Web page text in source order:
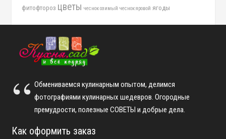
фитофтороз цветы чеснок озимый чеснок яровой ягоды
Обмениваемся кулинарным опытом, делимся
фотографиями кулинарных шедевров. Огородные
премудрости, полезные СОВЕТЫ и добрые дела.
Как оформить заказ